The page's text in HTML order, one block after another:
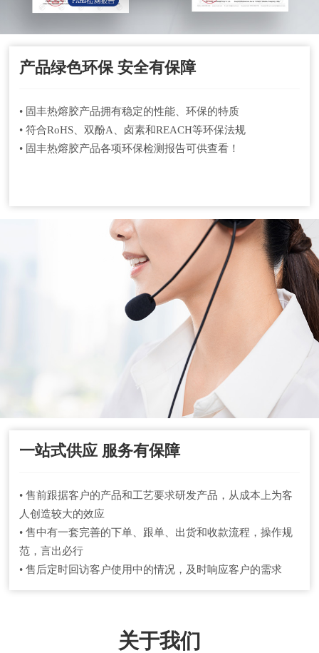
产品绿色环保 安全有保障
• 固丰热熔胶产品拥有稳定的性能、环保的特质
• 符合RoHS、双酚A、卤素和REACH等环保法规
• 固丰热熔胶产品各项环保检测报告可供查看！
一站式供应 服务有保障
• 售前跟据客户的产品和工艺要求研发产品，从成本上为客
人创造较大的效应
• 售中有一套完善的下单、跟单、出货和收款流程，操作规
范，言出必行
• 售后定时回访客户使用中的情况，及时响应客户的需求
关于我们